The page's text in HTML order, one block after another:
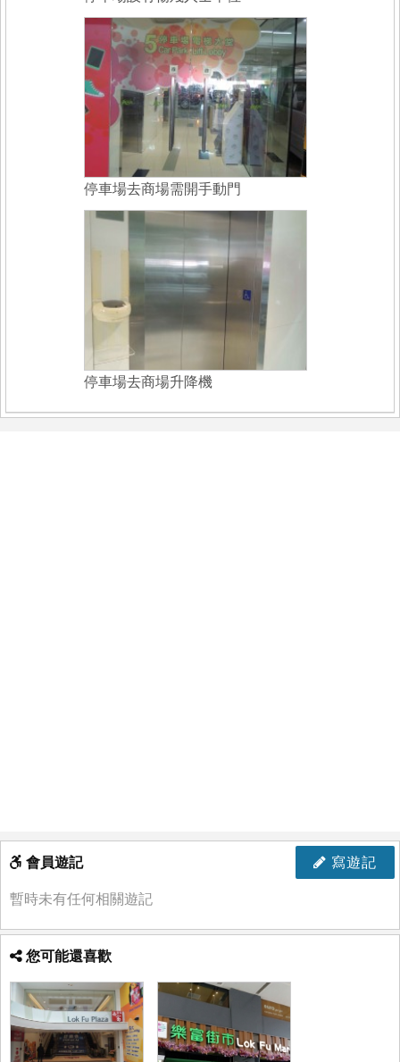
停車場去商場需開手動門
停車場去商場升降機
寫遊記
會員遊記
暫時未有任何相關遊記
您可能還喜歡